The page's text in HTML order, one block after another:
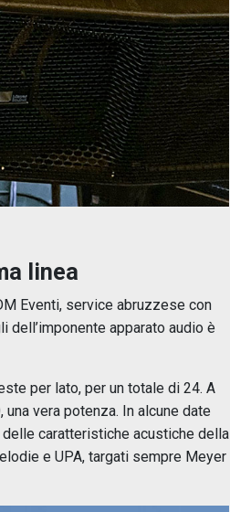
linea
Eventi, service abruzzese con
dell’imponente apparato audio è
per lato, per un totale di 24. A
vera potenza. In alcune date
caratteristiche acustiche della
e UPA, targati sempre Meyer